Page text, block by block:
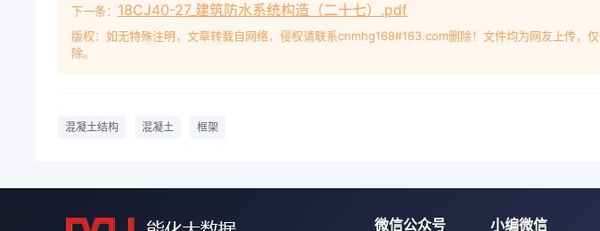
下一条： 18CJ40-27_建筑防水系统构造（二十七）.pdf
版权：如无特殊注明，文章转载自网络，侵权请联系cnmhg168#163.com删除！文件均为网友上传，
除。
混凝土结构 混凝土 框架
微信公众号 小编微信